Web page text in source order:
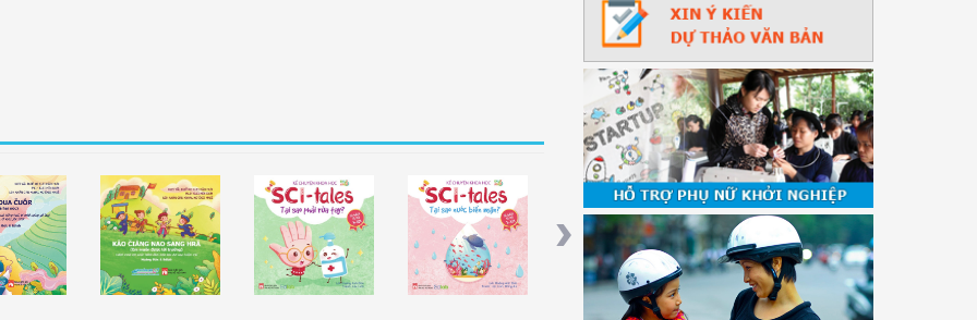
(Tiếng Ê
Em Muốn Được Tới
Trường (Tiếng Ê Đê)
Kể Chuyện Khoa Học
"Tại Sao Phải Rửa Tay?"
Kể Chuyện Khoa Học
"Tại Sao Nước Biển
Mặn?"
Kể Chuyện Khoa Học
"Cá Có Ngủ Không?"
Tiền Của Thần Cây
Em Muốn Được
Next
(2415/QĐ-TTg) Quyết định về việc phê
duyệt Đề án Hỗ trợ Phụ nữ khởi nghiệp ...